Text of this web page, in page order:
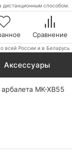
дистанционным способом.
Сравнение
всей России и в Беларусь
Аксессуары
MK-XB55